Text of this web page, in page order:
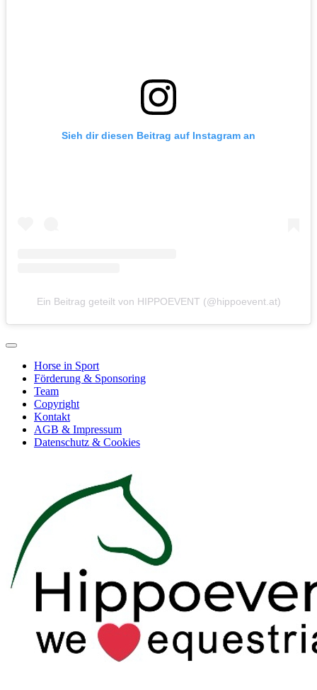
Sieh dir diesen Beitrag auf Instagram an
Ein Beitrag geteilt von HIPPOEVENT (@hippoevent.at)
Horse in Sport
Förderung & Sponsoring
Team
Copyright
Kontakt
AGB & Impressum
Datenschutz & Cookies